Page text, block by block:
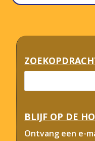
BLIJF OP DE
Ontvang een e-